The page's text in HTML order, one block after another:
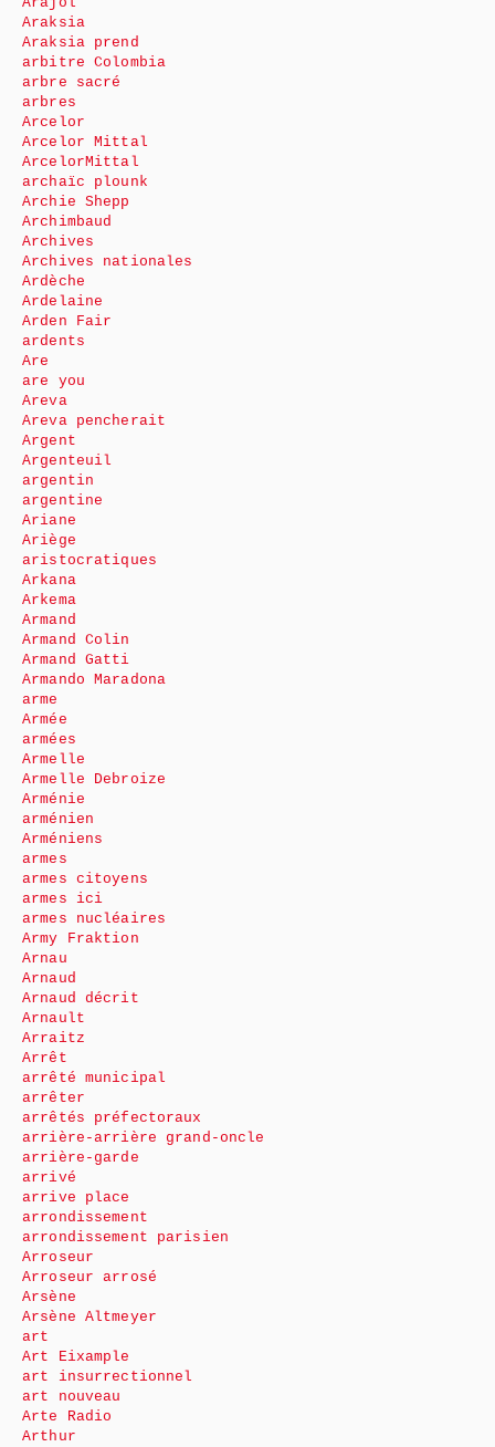
Araksia
Araksia prend
arbitre Colombia
arbre sacré
arbres
Arcelor
Arcelor Mittal
ArcelorMittal
archaïc plounk
Archie Shepp
Archimbaud
Archives
Archives nationales
Ardèche
Ardelaine
Arden Fair
ardents
Are
are you
Areva
Areva pencherait
Argent
Argenteuil
argentin
argentine
Ariane
Ariège
aristocratiques
Arkana
Arkema
Armand
Armand Colin
Armand Gatti
Armando Maradona
arme
Armée
armées
Armelle
Armelle Debroize
Arménie
arménien
Arméniens
armes
armes citoyens
armes ici
armes nucléaires
Army Fraktion
Arnau
Arnaud
Arnaud décrit
Arnault
Arraitz
Arrêt
arrêté municipal
arrêter
arrêtés préfectoraux
arrière-arrière grand-oncle
arrière-garde
arrivé
arrive place
arrondissement
arrondissement parisien
Arroseur
Arroseur arrosé
Arsène
Arsène Altmeyer
art
Art Eixample
art insurrectionnel
art nouveau
Arte Radio
Arthur